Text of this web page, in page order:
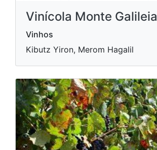
Vinícola Monte Galileia
Vinhos
Kibutz Yiron, Merom Hagalil